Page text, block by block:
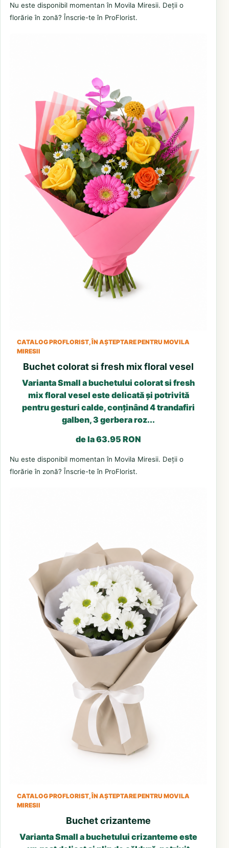
Nu este disponibil momentan în Movila Miresii. Deții o
florărie în zonă? Înscrie-te în ProFlorist.
CATALOG PROFLORIST, ÎN AȘTEPTARE PENTRU MOVILA
MIRESII
Buchet colorat si fresh mix floral vesel
Varianta Small a buchetului colorat si fresh
mix floral vesel este delicată și potrivită
pentru gesturi calde, conținând 4 trandafiri
galben, 3 gerbera roz...
de la 63.95 RON
Nu este disponibil momentan în Movila Miresii. Deții o
florărie în zonă? Înscrie-te în ProFlorist.
CATALOG PROFLORIST, ÎN AȘTEPTARE PENTRU MOVILA
MIRESII
Buchet crizanteme
Varianta Small a buchetului crizanteme este